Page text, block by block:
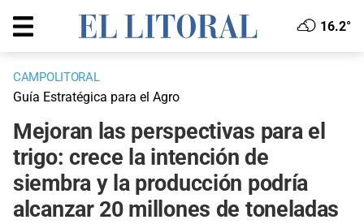
16.2°
CAMPOLITORAL
Guía Estratégica para el Agro
Mejoran las perspectivas para el
trigo: crece la intención de
siembra y la producción podría
alcanzar 20 millones de toneladas